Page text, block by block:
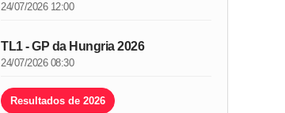
24/07/2026 12:00
TL1 - GP da Hungria 2026
24/07/2026 08:30
Resultados de 2026